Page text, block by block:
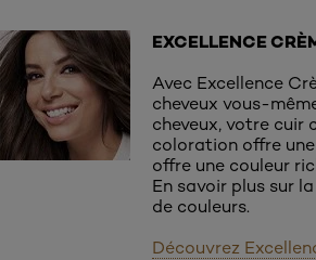
EXCELLENCE
Avec Excellence
cheveux vous-
cheveux, votre cuir
coloration offre
offre une couleur
En savoir plus sur
de couleurs.
Découvrez